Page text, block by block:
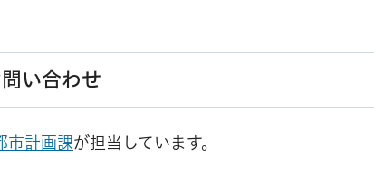
い合わせ
市計画課が担当しています。